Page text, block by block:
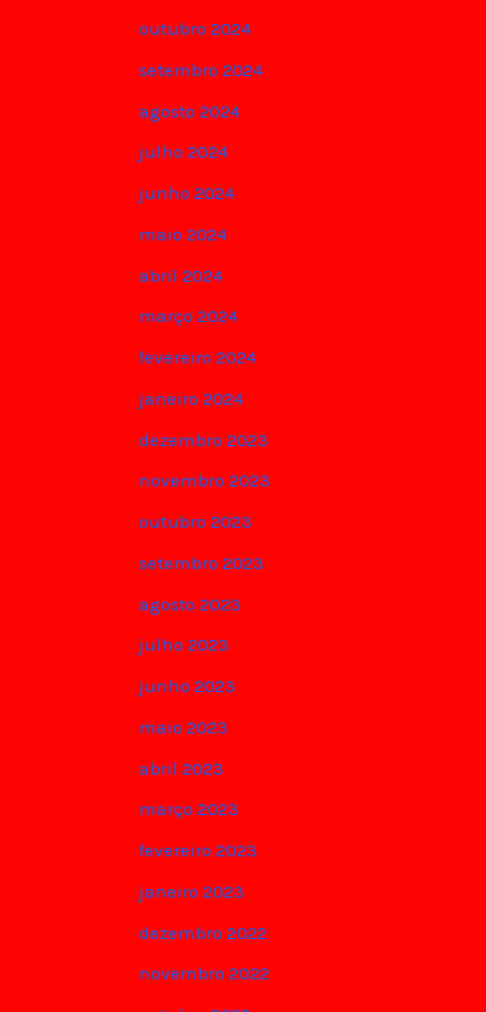
outubro 2024
setembro 2024
agosto 2024
julho 2024
junho 2024
maio 2024
abril 2024
março 2024
fevereiro 2024
janeiro 2024
dezembro 2023
novembro 2023
outubro 2023
setembro 2023
agosto 2023
julho 2023
junho 2023
maio 2023
abril 2023
março 2023
fevereiro 2023
janeiro 2023
dezembro 2022
novembro 2022